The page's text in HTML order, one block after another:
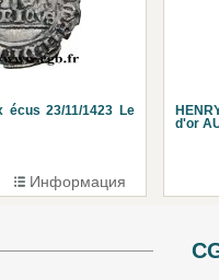
écus 23/11/1423 Le
Информация
d'or